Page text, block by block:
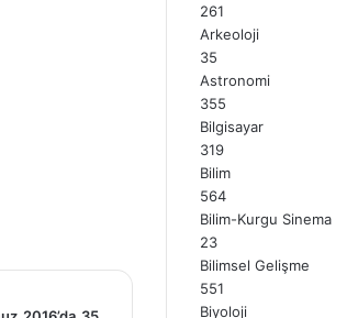
261
Arkeoloji
35
Astronomi
355
Bilgisayar
319
Bilim
564
Bilim-Kurgu Sinema
23
Bilimsel Gelişme
551
Biyoloji